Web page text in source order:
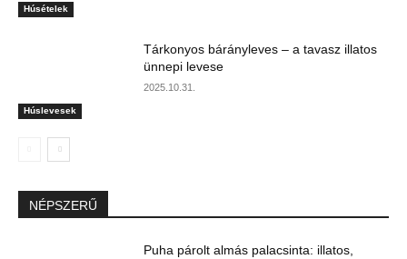
Húsételek
Húslevesek
Tárkonyos bárányleves – a tavasz illatos
ünnepi levese
2025.10.31.
NÉPSZERŰ
Puha párolt almás palacsinta: illatos,